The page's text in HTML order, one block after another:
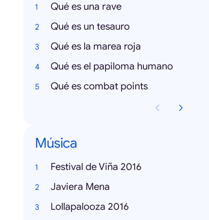
Qué es una rave
Qué es un tesauro
Qué es la marea roja
Qué es el papiloma humano
Qué es combat points
Música
Festival de Viña 2016
Javiera Mena
Lollapalooza 2016